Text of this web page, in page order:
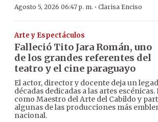
Agosto 5, 2026 06:47 p. m. · Clarisa Enciso
Arte y Espectáculos
Falleció Tito Jara Román, uno
de los grandes referentes del
teatro y el cine paraguayo
El actor, director y docente deja un
décadas dedicadas a las artes
como Maestro del Arte del Cabildo y
algunas de las producciones más
nacional.